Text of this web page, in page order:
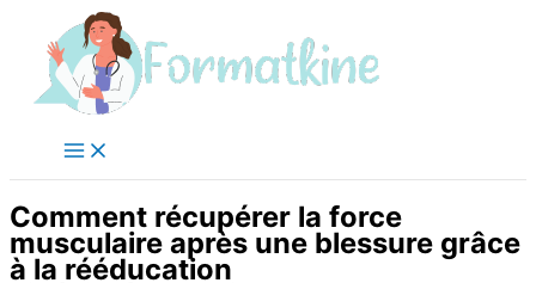
contenu
Comment récupérer la force
musculaire après une blessure grâce
à la rééducation